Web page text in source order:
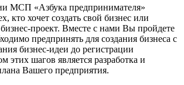
МСП «Азбука предпринимателя»
кто хочет создать свой бизнес или
проект. Вместе с нами Вы пройдете
предпринять для создания бизнеса с
бизнес-идеи до регистрации
этих шагов является разработка и
Вашего предприятия.